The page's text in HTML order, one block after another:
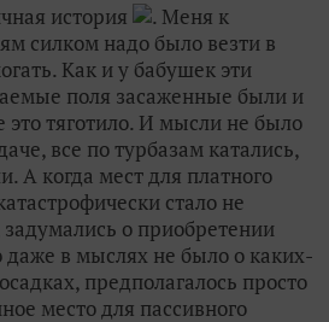
история
. Меня к
силком надо было везти в
Как и у бабушек эти
поля засаженные были и
это тяготило. И мысли не было
все по турбазам катались,
А когда мест для платного
стало не
задумались о приобретении
даже в мыслях не было о каких-
предполагалось просто
место для пассивного